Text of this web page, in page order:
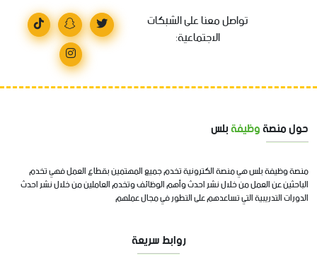
تواصل معنا على الشبكات
الاجتماعية:
حول منصةوظيفةبلس
منصة وظيفة بلس هي منصة الكترونية تخدم جميع المهتمين بقطاع العمل فهي تخدم
الباحثين عن العمل من خلال نشر احدث وأهم الوظائف وتخدم العاملين من خلال نشر احدث
الدورات التدريبية التي تساعدهم على التطور في مجال عملهم
روابط سريعة